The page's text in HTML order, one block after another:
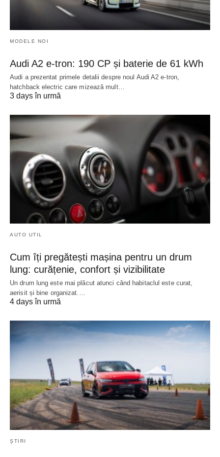
MODELE NOI
Audi A2 e-tron: 190 CP și baterie de 61 kWh
Audi a prezentat primele detalii despre noul Audi A2 e-tron,
hatchback electric care mizează mult…
3 days în urmă
AUTO UTIL
Cum îți pregătești mașina pentru un drum
lung: curățenie, confort și vizibilitate
Un drum lung este mai plăcut atunci când habitaclul este curat,
aerisit și bine organizat.…
4 days în urmă
ȘTIRI